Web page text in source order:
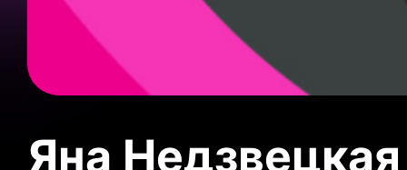
Яна Недзвецкая